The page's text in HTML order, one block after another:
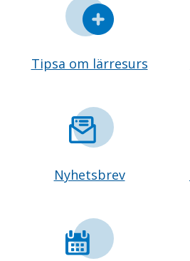
Tipsa om lärresurs
Nyhetsbrev